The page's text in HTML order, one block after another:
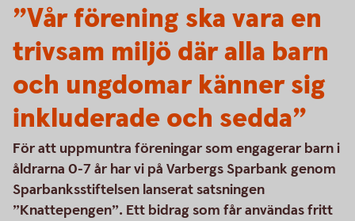
”Vår förening ska vara en
trivsam miljö där alla barn
och ungdomar känner sig
inkluderade och sedda”
För att uppmuntra föreningar som engagerar barn i
åldrarna 0-7 år har vi på Varbergs Sparbank genom
Sparbanksstiftelsen lanserat satsningen
”Knattepengen”. Ett bidrag som får användas fritt